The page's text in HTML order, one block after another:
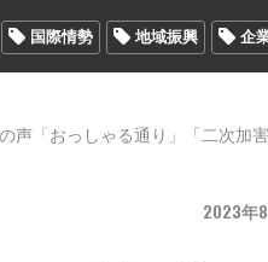
国際情勢 地域振興 企
声「おっしゃる通り」「二次加害
2023 8